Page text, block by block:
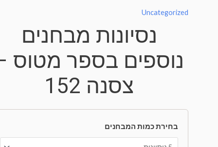
Uncategorized
נסיונות מבחנים
נוספים בספר מטוס –
צסנה 152
בחירת כמות המבחנים